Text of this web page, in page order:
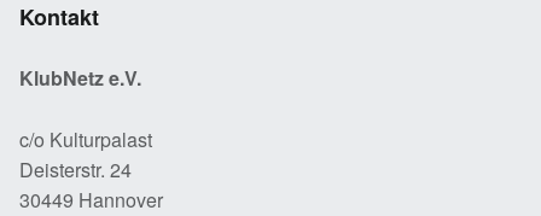
Kontakt
KlubNetz e.V.
c/o Kulturpalast
Deisterstr. 24
30449 Hannover